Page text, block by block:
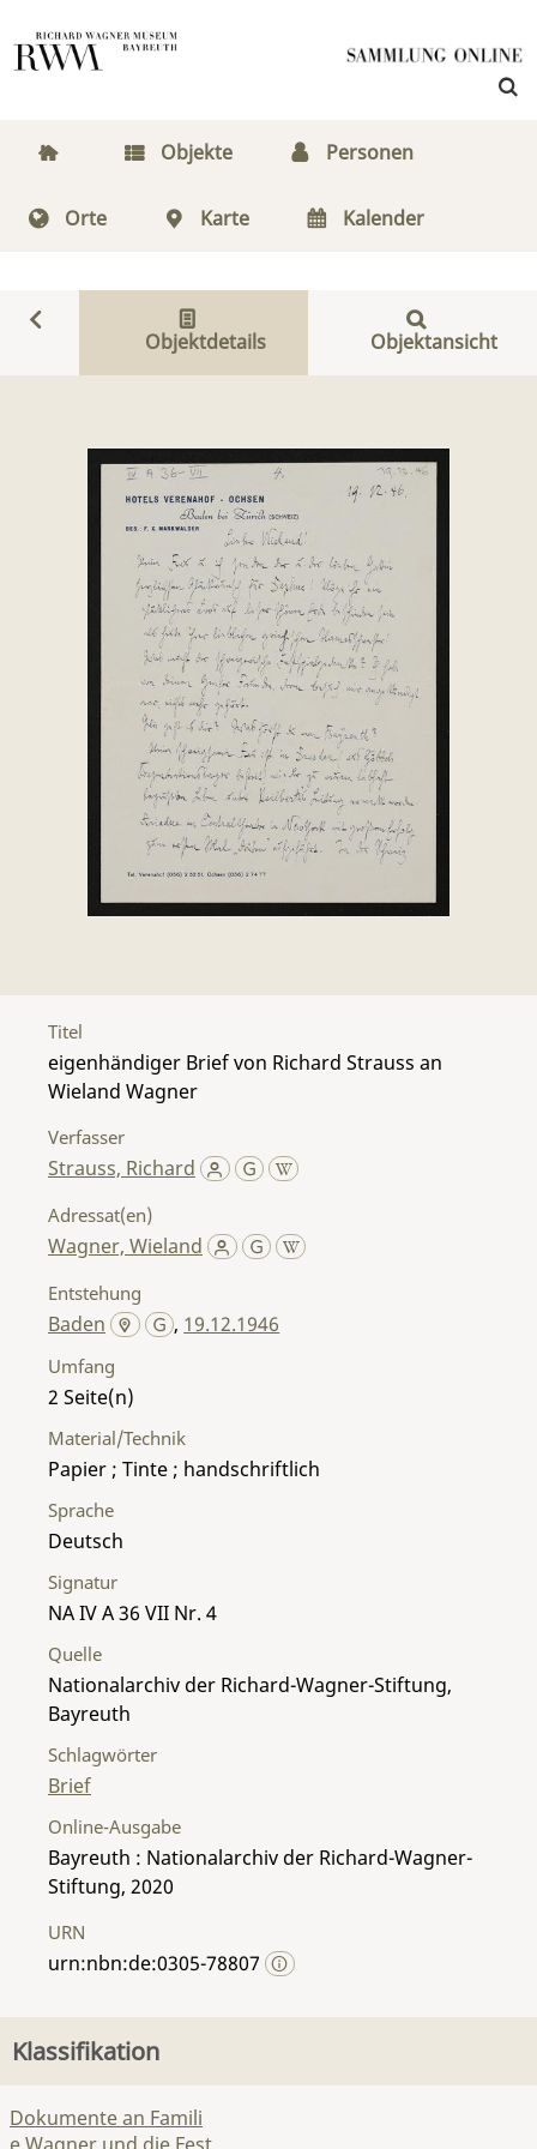
Objekte Personen
Orte Karte Kalender
Objektdetails Objektansicht
Titel
eigenhändiger Brief von Richard Strauss an
Wieland Wagner
Verfasser
Strauss, Richard
Adressat(en)
Wagner, Wieland
Entstehung
Baden , 19.12.1946
Umfang
2
Material/Technik
Papier ; Tinte ; handschriftlich
Sprache
Deutsch
Signatur
NA IV A 36 VII Nr. 4
Quelle
Nationalarchiv der Richard-Wagner-Stiftung,
Bayreuth
Schlagwörter
Brief
Online-Ausgabe
Bayreuth : Nationalarchiv der Richard-Wagner-
Stiftung, 2020
URN
urn:nbn:de:0305-78807
Klassifikation
Dokumente an Famili